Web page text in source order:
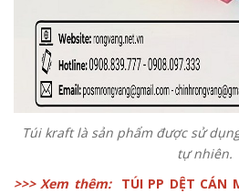
Túi kraft là sản phẩm được sử
tự nhiên.
>>> Xem thêm: TÚI PP DỆT CÁN